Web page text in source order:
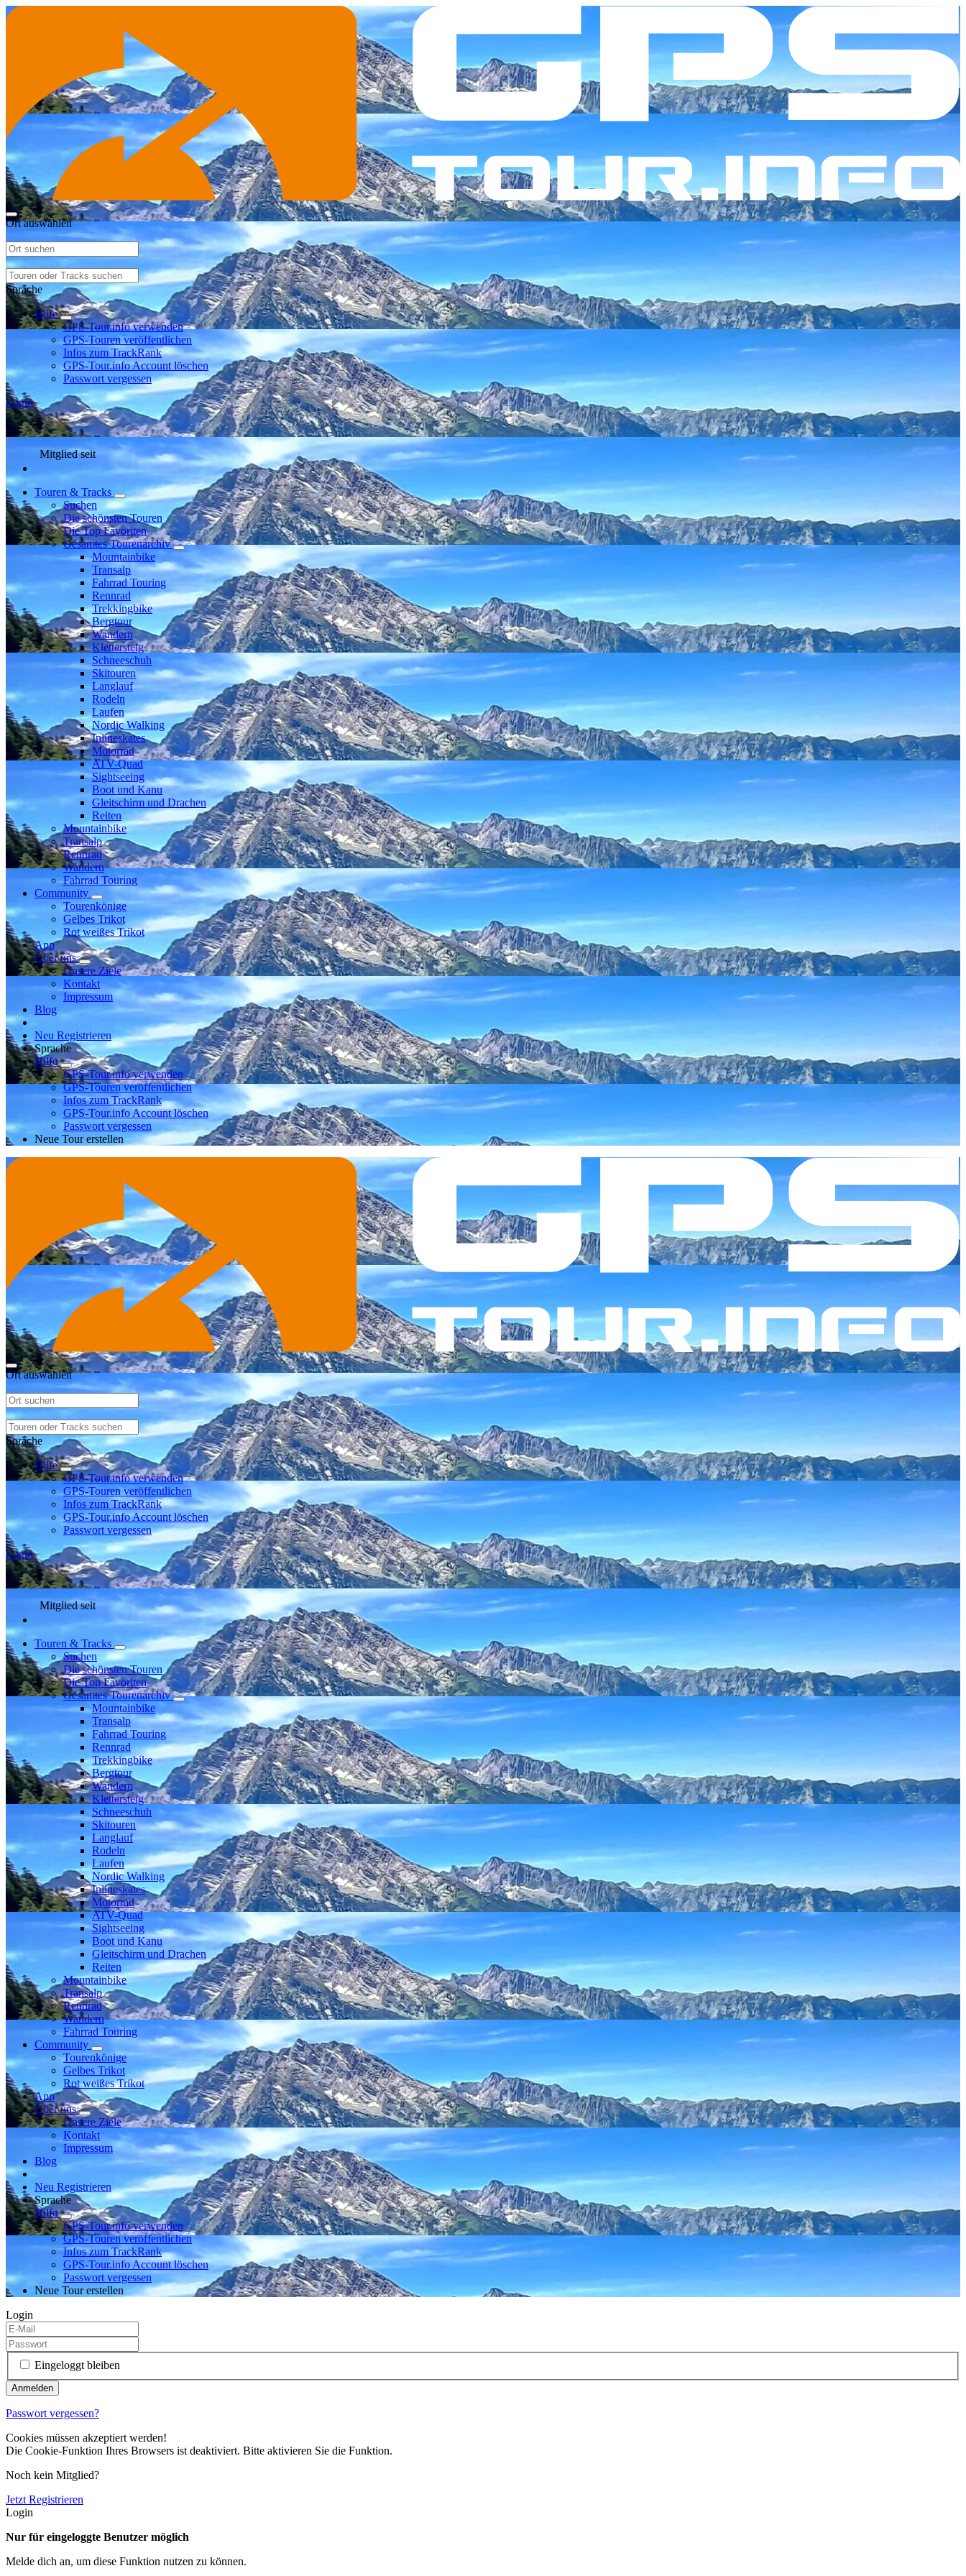
Ort auswählen
Sprache
Hilfe
GPS-Tour.info verwenden
GPS-Touren veröffentlichen
Infos zum TrackRank
GPS-Tour.info Account löschen
Passwort vergessen
Login
Mitglied seit
Touren & Tracks
Suchen
Die schönsten Touren
Die Top Favoriten
Gesamtes Tourenarchiv
Mountainbike
Transalp
Fahrrad Touring
Rennrad
Trekkingbike
Bergtour
Wandern
Klettersteig
Schneeschuh
Skitouren
Langlauf
Rodeln
Laufen
Nordic Walking
Inlineskates
Motorrad
ATV-Quad
Sightseeing
Boot und Kanu
Gleitschirm und Drachen
Reiten
Mountainbike
Transalp
Rennrad
Wandern
Fahrrad Touring
Community
Tourenkönige
Gelbes Trikot
Rot weißes Trikot
App
Über uns
Unsere Ziele
Kontakt
Impressum
Blog
Neu Registrieren
Sprache
Hilfe
GPS-Tour.info verwenden
GPS-Touren veröffentlichen
Infos zum TrackRank
GPS-Tour.info Account löschen
Passwort vergessen
Neue Tour erstellen
Ort auswählen
Sprache
Hilfe
GPS-Tour.info verwenden
GPS-Touren veröffentlichen
Infos zum TrackRank
GPS-Tour.info Account löschen
Passwort vergessen
Login
Mitglied seit
Touren & Tracks
Suchen
Die schönsten Touren
Die Top Favoriten
Gesamtes Tourenarchiv
Mountainbike
Transalp
Fahrrad Touring
Rennrad
Trekkingbike
Bergtour
Wandern
Klettersteig
Schneeschuh
Skitouren
Langlauf
Rodeln
Laufen
Nordic Walking
Inlineskates
Motorrad
ATV-Quad
Sightseeing
Boot und Kanu
Gleitschirm und Drachen
Reiten
Mountainbike
Transalp
Rennrad
Wandern
Fahrrad Touring
Community
Tourenkönige
Gelbes Trikot
Rot weißes Trikot
App
Über uns
Unsere Ziele
Kontakt
Impressum
Blog
Neu Registrieren
Sprache
Hilfe
GPS-Tour.info verwenden
GPS-Touren veröffentlichen
Infos zum TrackRank
GPS-Tour.info Account löschen
Passwort vergessen
Neue Tour erstellen
Login
Eingeloggt bleiben
Passwort vergessen?
Cookies müssen akzeptiert werden!
Die Cookie-Funktion Ihres Browsers ist deaktiviert. Bitte aktivieren Sie die Funktion.
Noch kein Mitglied?
Jetzt Registrieren
Login
Nur für eingeloggte Benutzer möglich
Melde dich an, um diese Funktion nutzen zu können.